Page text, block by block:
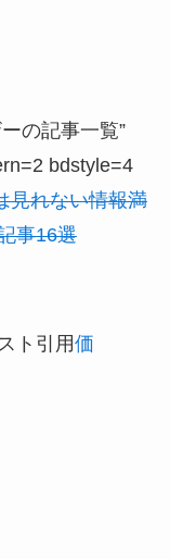
の記事一覧”
bdstyle=4
見れない情報満
事16選
ト引用価